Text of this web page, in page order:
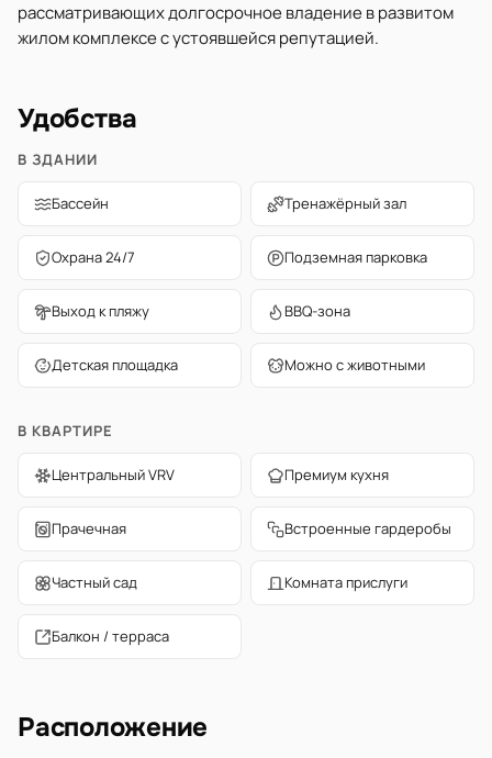
рассматривающих долгосрочное владение в развитом
жилом комплексе с устоявшейся репутацией.
Удобства
В ЗДАНИИ
Бассейн Тренажёрный зал
Охрана 24/7 Подземная парковка
Выход к пляжу BBQ-зона
Детская площадка Можно с животными
В КВАРТИРЕ
Центральный VRV Премиум кухня
Прачечная Встроенные гардеробы
Частный сад Комната прислуги
Балкон / терраса
Расположение